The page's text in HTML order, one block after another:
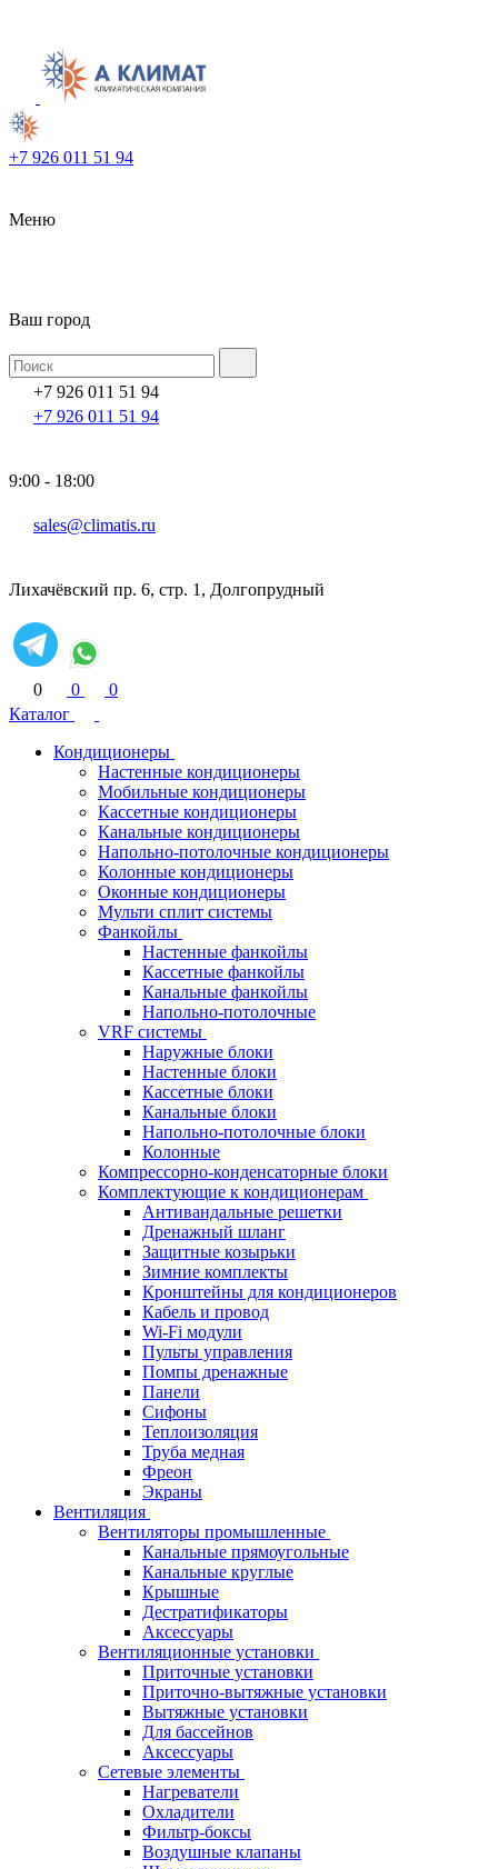
+7 926 011 51 94
Меню
Ваш город
+7 926 011 51 94
+7 926 011 51 94
9:00 - 18:00
sales@climatis.ru
Лихачёвский пр. 6, стр. 1, Долгопрудный
0 0
0
Каталог
Кондиционеры
Настенные кондиционеры
Мобильные кондиционеры
Кассетные кондиционеры
Канальные кондиционеры
Напольно-потолочные кондиционеры
Колонные кондиционеры
Оконные кондиционеры
Мульти сплит системы
Фанкойлы
Настенные фанкойлы
Кассетные фанкойлы
Канальные фанкойлы
Напольно-потолочные
VRF системы
Наружные блоки
Настенные блоки
Кассетные блоки
Канальные блоки
Напольно-потолочные блоки
Колонные
Компрессорно-конденсаторные блоки
Комплектующие к кондиционерам
Антивандальные решетки
Дренажный шланг
Защитные козырьки
Зимние комплекты
Кронштейны для кондиционеров
Кабель и провод
Wi-Fi модули
Пульты управления
Помпы дренажные
Панели
Сифоны
Теплоизоляция
Труба медная
Фреон
Экраны
Вентиляция
Вентиляторы промышленные
Канальные прямоугольные
Канальные круглые
Крышные
Дестратификаторы
Аксессуары
Вентиляционные установки
Приточные установки
Приточно-вытяжные установки
Вытяжные установки
Для бассейнов
Аксессуары
Сетевые элементы
Нагреватели
Охладители
Фильтр-боксы
Воздушные клапаны